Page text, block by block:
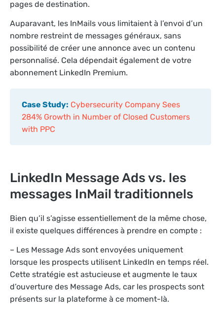
pages de destination.
Auparavant, les InMails vous limitaient à l’envoi d’un
nombre restreint de messages généraux, sans
possibilité de créer une annonce avec un contenu
personnalisé. Cela dépendait également de votre
abonnement LinkedIn Premium.
Case Study: Cybersecurity Company Sees
284% Growth in Number of Closed Customers
with PPC
LinkedIn Message Ads vs. les
messages InMail traditionnels
Bien qu’il s’agisse essentiellement de la même chose,
il existe quelques différences à prendre en compte :
– Les Message Ads sont envoyées uniquement
lorsque les prospects utilisent LinkedIn en temps réel.
Cette stratégie est astucieuse et augmente le taux
d’ouverture des Message Ads, car les prospects sont
présents sur la plateforme à ce moment-là.